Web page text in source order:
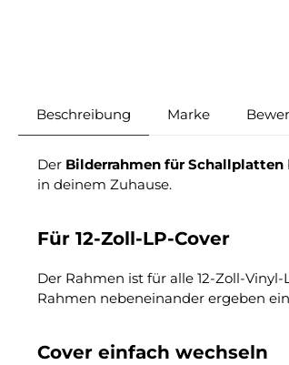
Beschreibung Marke
Der Bilderrahmen für Schallplatten
in deinem Zuhause.
Für 12-Zoll-LP-Cover
Der Rahmen ist für alle 12-Zoll-
Rahmen nebeneinander ergeben
Cover einfach wechseln